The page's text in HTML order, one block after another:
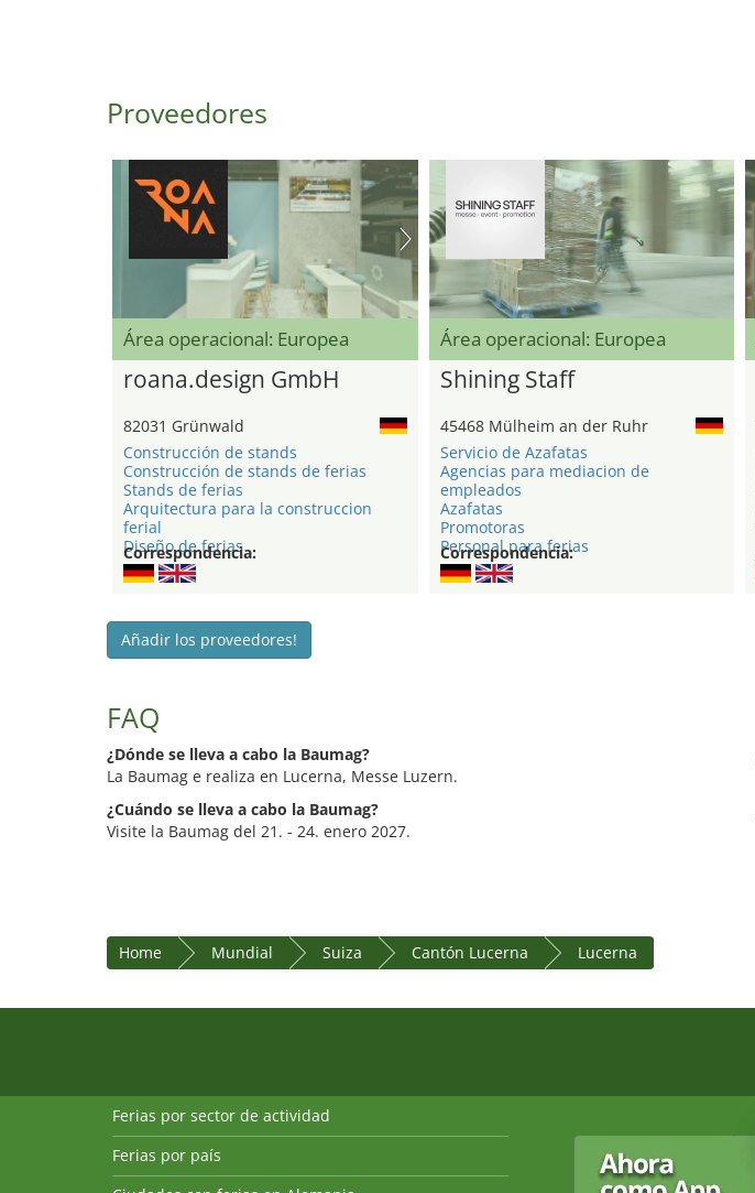
Proveedores
Área operacional: Europea
roana.design GmbH
82031 Grünwald
Construcción de stands
Construcción de stands de ferias
Stands de ferias
Arquitectura para la construccion
ferial
Diseño de ferias
Correspondencia:
Área operacional: Europea
Shining Staff
45468 Mülheim an der Ruhr
Servicio de Azafatas
Agencias para mediacion de
empleados
Azafatas
Promotoras
Personal para ferias
Correspondencia:
Añadir los proveedores!
FAQ
¿Dónde se lleva a cabo la Baumag?
La Baumag e realiza en Lucerna, Messe Luzern.
¿Cuándo se lleva a cabo la Baumag?
Visite la Baumag del 21. - 24. enero 2027.
Home Mundial Suiza Cantón Lucerna Lucerna
Ferias por sector de actividad
Ferias por país